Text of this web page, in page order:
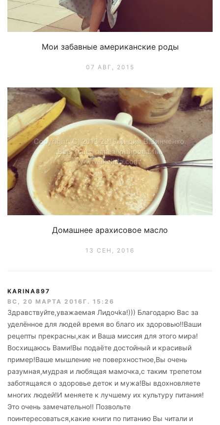
Мои забавные американские роды
07 АВГ, 2015
Домашнее арахисовое масло
13 СЕН, 2016
KARINA897
ВС, 20 МАРТА 2016Г. 15:26
Здравствуйте,уважаемая Лидочkа!))) Благодарю Вас за
уделённое для людей время во благо их здоровью!!Ваши
рецепты прекрасны,как и Ваша миссия для этого мира!
Восхищаюсь Вами!Вы подаёте достойный и красивый
пример!Ваше мышление не поверхностное,Вы очень
разумная,мудрая и любящая мамочка,с таким трепетом
заботящаяся о здоровье деток и мужа!Вы вдохновляете
многих людей!И меняете к лучшему их культуру питания!
Это очень замечательно!! Позвольте
поинтересоваться,какие книги по питанию Вы читали и